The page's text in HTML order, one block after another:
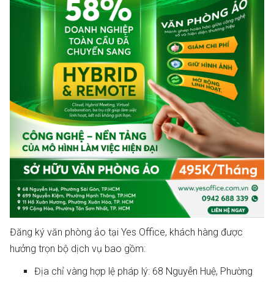
Đăng ký văn phòng ảo tại Yes Office, khách hàng được
hưởng trọn bộ dịch vụ bao gồm:
Địa chỉ vàng hợp lệ pháp lý: 68 Nguyễn Huệ, Phường